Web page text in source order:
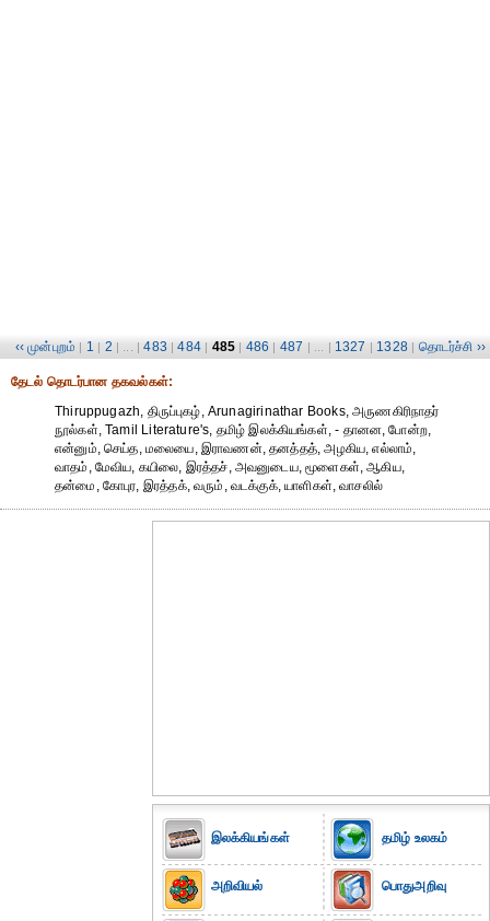
‹‹ முன்புறம் | 1 | 2 | ... | 483 | 484 | 485 | 486 | 487 | ... | 1327 | 1328 | தொடர்ச்சி ››
தேட‌ல் தொட‌ர்பான தகவ‌ல்க‌ள்:
Thiruppugazh, திருப்புகழ், Arunagirinathar Books, அருணகிரிநாதர்
நூல்கள், Tamil Literature's, தமிழ் இலக்கியங்கள், - தானன, போன்ற,
என்னும், செய்த, மலையை, இராவணன், தனத்தத், அழகிய, எல்லாம்,
வாதம், மேவிய, கயிலை, இரத்தச், அவனுடைய, மூளைகள், ஆகிய,
தன்மை, கோபுர, இரத்தக், வரும், வடக்குக், யாளிகள், வாசலில்
இலக்கியங்கள்
அறிவியல்
தமிழ் உலகம்
பொதுஅறிவு